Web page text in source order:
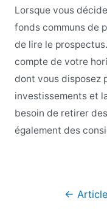
Lorsque vous
fonds communs de
de lire le
compte de votre
dont vous disposez
investissements et
besoin de retirer
également des
Navigation
← Article